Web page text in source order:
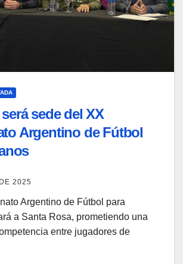
sede del XX
Argentino de Fútbol
2025
Argentino de Fútbol para
a Santa Rosa, prometiendo una
entre jugadores de